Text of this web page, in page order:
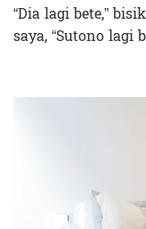
“Dia lagi bete,”
saya, “Sutono lagi